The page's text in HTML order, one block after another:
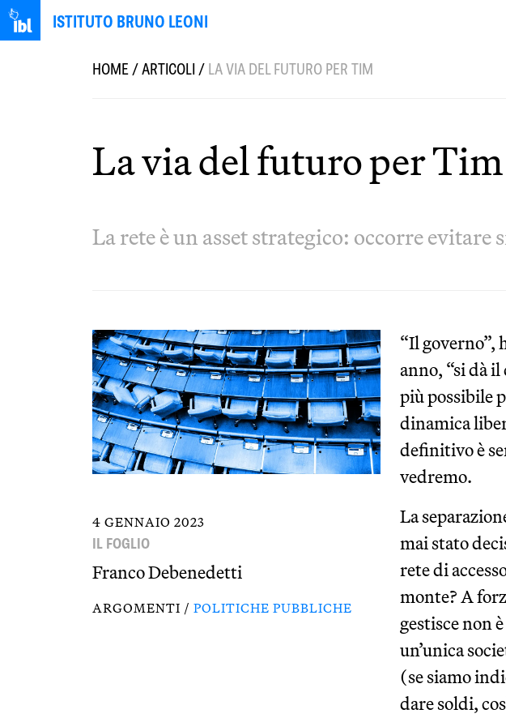
ISTITUTO BRUNO LEONI
HOME/ARTICOLI/LA VIA DEL FUTURO PER TIM
La via del futuro per Tim
La rete è un asset strategico: occorre
4 GENNAIO 2023
IL FOGLIO
Franco Debenedetti
ARGOMENTI / POLITICHE PUBBLICHE
“Il governo”,
anno, “si dà
più possibile
dinamica
definitivo è
vedremo.
La
mai stato
rete di
monte? A
gestisce non
un’unica
(se siamo
dare soldi,